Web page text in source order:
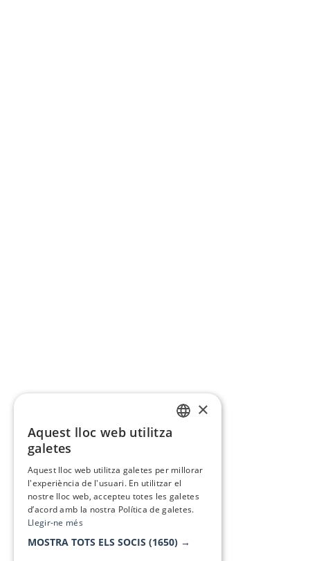
×
Aquest lloc web utilitza
galetes
Aquest lloc web utilitza galetes per millorar
l'experiència de l'usuari. En utilitzar el
nostre lloc web, accepteu totes les galetes
d’acord amb la nostra Política de galetes.
Llegir-ne més
MOSTRA TOTS ELS SOCIS (1650) →